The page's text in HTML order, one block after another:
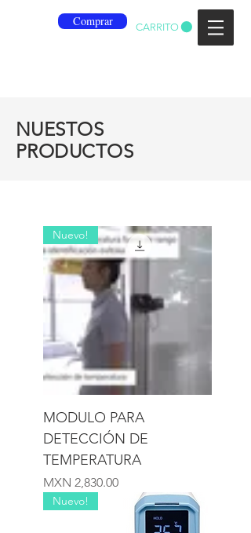
Comprar CARRITO
NUESTOS
PRODUCTOS
Nuevo!
MODULO PARA
DETECCIÓN DE
TEMPERATURA
Precio
MXN 2,830.00
Nuevo!